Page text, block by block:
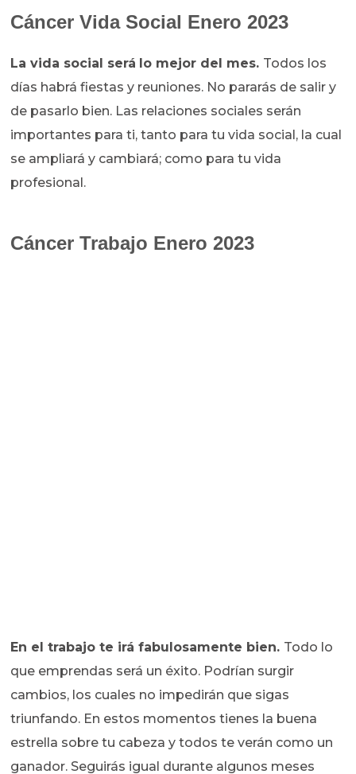
Cáncer Vida Social Enero 2023
La vida social será lo mejor del mes. Todos los
días habrá fiestas y reuniones. No pararás de salir y
de pasarlo bien. Las relaciones sociales serán
importantes para ti, tanto para tu vida social, la cual
se ampliará y cambiará; como para tu vida
profesional.
Cáncer Trabajo Enero 2023
En el trabajo te irá fabulosamente bien. Todo lo
que emprendas será un éxito. Podrían surgir
cambios, los cuales no impedirán que sigas
triunfando. En estos momentos tienes la buena
estrella sobre tu cabeza y todos te verán como un
ganador. Seguirás igual durante algunos meses